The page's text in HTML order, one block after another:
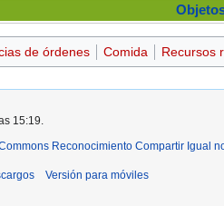
de órdenes Comida Recursos
15:19.
Reconocimiento Compartir Igual
Versión para móviles